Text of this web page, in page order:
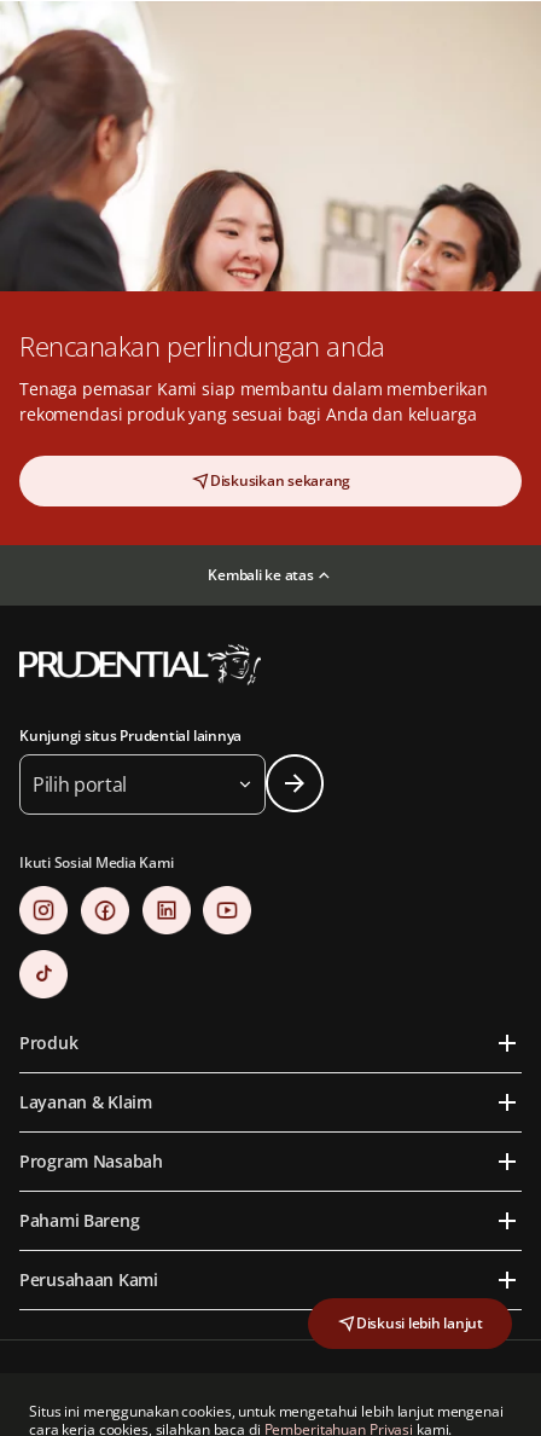
Rencanakan perlindungan anda
Tenaga pemasar Kami siap membantu dalam memberikan
rekomendasi produk yang sesuai bagi Anda dan keluarga
Diskusikan sekarang
Diskusi lebih lanjut
Situs ini menggunakan cookies, untuk mengetahui lebih lanjut mengenai
cara kerja cookies, silahkan baca di Pemberitahuan Privasi kami.
Kembali ke atas
Kunjungi situs Prudential lainnya
Pilih portal
Ikuti Sosial Media Kami
Produk
Layanan & Klaim
Program Nasabah
Pahami Bareng
Perusahaan Kami
Sengketa Sektor Jasa Keuangan